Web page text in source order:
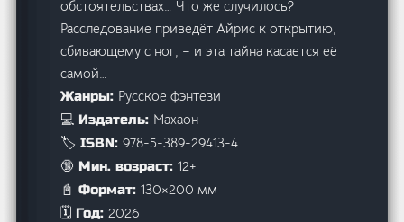
обстоятельствах… Что же случилось?
Расследование приведёт Айрис к открытию,
сбивающему с ног, – и эта тайна касается её
самой…
Жанры: Русское фэнтези
💻 Издатель: Махаон
🏷️ ISBN:978-5-389-29413-4
🔞 Мин. возраст:12+
📓 Формат:130×200 мм
🗓️ Год: 2026